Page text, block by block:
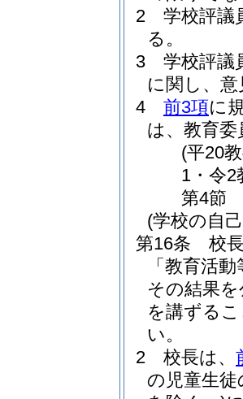
2
学校評議
る。
3
学校評議
に関し、
4
前3項に
は、教育
(平20
1・令2
第4節
(学校の自
第16条
校
「教育活
その結果
を講ずる
い。
2
校長は、
の児童生